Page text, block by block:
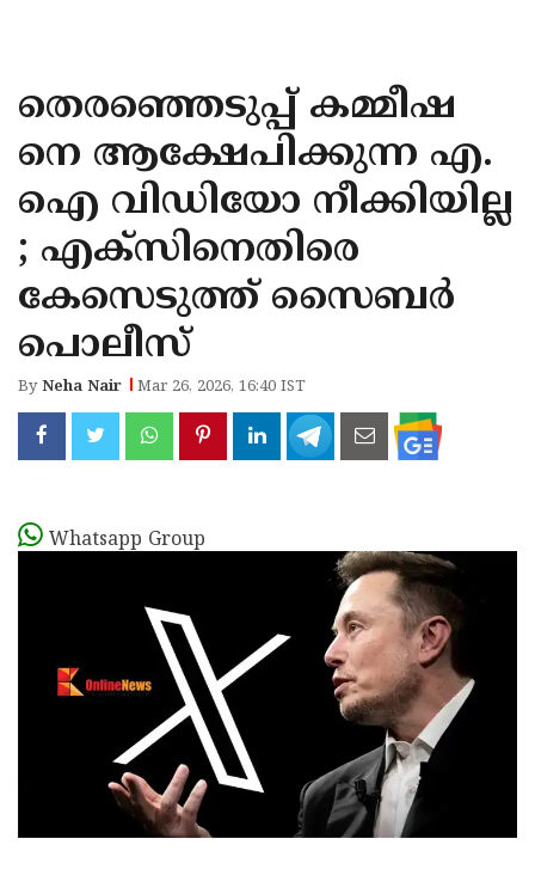
KANNUR
KASARAGOD
തെരഞ്ഞെടുപ്പ് കമ്മീഷ
നെ ആക്ഷേപിക്കുന്ന എ.
ഐ വിഡിയോ നീക്കിയില്ല
; എക്സിനെതിരെ
കേസെടുത്ത് സൈബർ
പൊലീസ്
ByNeha Nair Mar 26, 2026, 16:40 IST
Whatsapp Group